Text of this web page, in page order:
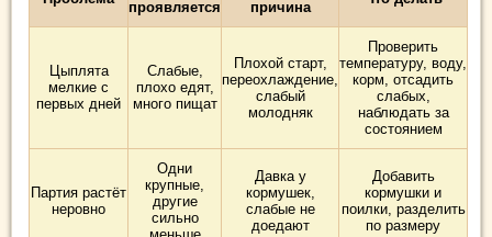
проявляется причина
Цыплята
мелкие с
первых дней
Слабые,
плохо едят,
много пищат
Плохой старт,
переохлаждение,
слабый
молодняк
Проверить
температуру, воду,
корм, отсадить
слабых,
наблюдать за
состоянием
Партия растёт
неровно
Одни
крупные,
другие
сильно
Давка у
кормушек,
слабые не
доедают
Добавить
кормушки и
поилки, разделить
по размеру